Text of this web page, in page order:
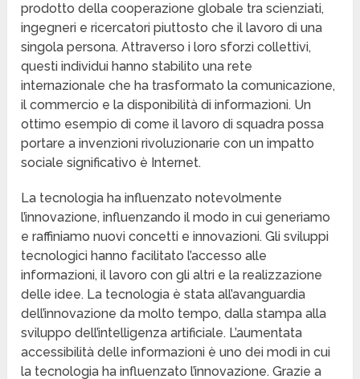
prodotto della cooperazione globale tra scienziati,
ingegneri e ricercatori piuttosto che il lavoro di una
singola persona. Attraverso i loro sforzi collettivi,
questi individui hanno stabilito una rete
internazionale che ha trasformato la comunicazione,
il commercio e la disponibilità di informazioni. Un
ottimo esempio di come il lavoro di squadra possa
portare a invenzioni rivoluzionarie con un impatto
sociale significativo è Internet.
La tecnologia ha influenzato notevolmente
l’innovazione, influenzando il modo in cui generiamo
e raffiniamo nuovi concetti e innovazioni. Gli sviluppi
tecnologici hanno facilitato l’accesso alle
informazioni, il lavoro con gli altri e la realizzazione
delle idee. La tecnologia è stata all’avanguardia
dell’innovazione da molto tempo, dalla stampa alla
sviluppo dell’intelligenza artificiale. L’aumentata
accessibilità delle informazioni è uno dei modi in cui
la tecnologia ha influenzato l’innovazione. Grazie a